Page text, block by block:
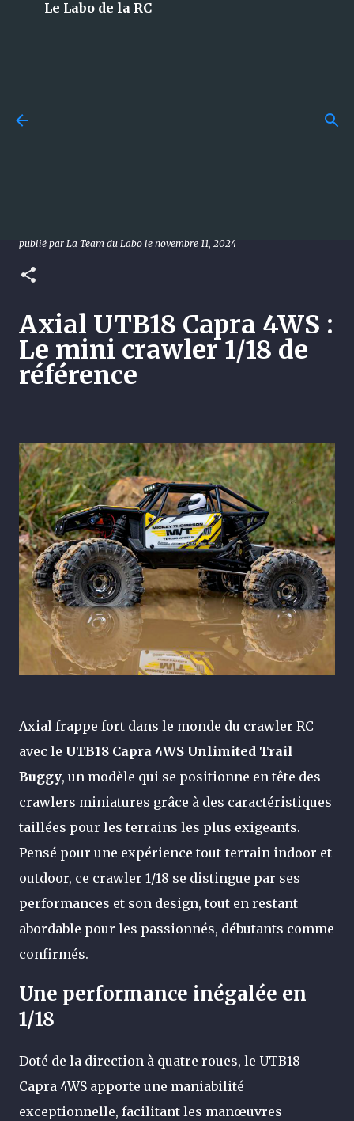
Le Labo de la RC
publié par La Team du Labo le novembre 11, 2024
Axial UTB18 Capra 4WS :
Le mini crawler 1/18 de
référence
Axial frappe fort dans le monde du crawler RC
avec le UTB18 Capra 4WS Unlimited Trail
Buggy, un modèle qui se positionne en tête des
crawlers miniatures grâce à des caractéristiques
taillées pour les terrains les plus exigeants.
Pensé pour une expérience tout-terrain indoor et
outdoor, ce crawler 1/18 se distingue par ses
performances et son design, tout en restant
abordable pour les passionnés, débutants comme
confirmés.
Une performance inégalée en
1/18
Doté de la direction à quatre roues, le UTB18
Capra 4WS apporte une maniabilité
exceptionnelle, facilitant les manœuvres